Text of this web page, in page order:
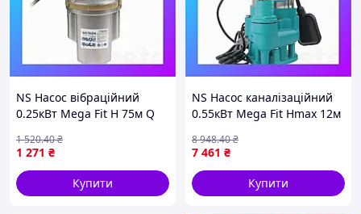
NS Насос вібраційний
0.25кВт Mega Fit H 75м Q
верхній вхід WETRON
WVM60 (7783 Nes22/Q
1 271 ₴
1 520.40₴
Купити
NS Насос каналізаційний
0.55кВт Mega Fit Hmax 12м
AQUATICA (773421)
Nes22/Q
7 461 ₴
8 948.40₴
Купити